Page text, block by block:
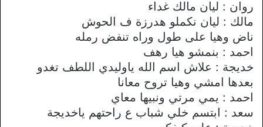
روان : ليان مالك غداء
مالك : ليان نكملو هدرزة ف الحوش
ناض وهيا على طول وراه تنفض رمله
احمد : بنمشو هيا رهف
خديجة : علاش اسم الله ياوليدي اللطف تغدو
بعدها امشي وهيا تروح معانا
احمد : يمي مرتي ونبيها معاي
سعد : ابتسم خلي شباب ع راحتهم ياخديجة